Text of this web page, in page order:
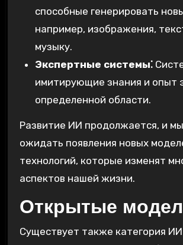
способные генерировать
например, изображения,
музыку.
Экспертные системы⁚
имитирующие знания и опыт
определенной области.
Развитие ИИ продолжается, и
ожидать появления новых
технологий, которые изменят
аспектов нашей жизни.
Открытые
Существует также категория